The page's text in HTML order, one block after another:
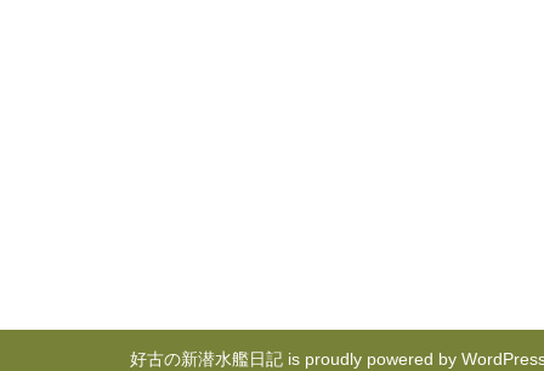
好古の新潜水艦日記 is proudly powered by